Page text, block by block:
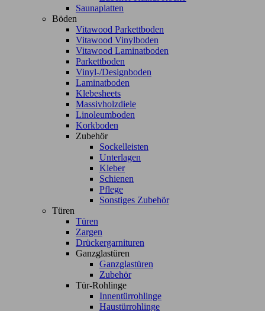
Saunaplatten
Böden
Vitawood Parkettboden
Vitawood Vinylboden
Vitawood Laminatboden
Parkettboden
Vinyl-/Designboden
Laminatboden
Klebesheets
Massivholzdiele
Linoleumboden
Korkboden
Zubehör
Sockelleisten
Unterlagen
Kleber
Schienen
Pflege
Sonstiges Zubehör
Türen
Türen
Zargen
Drückergarnituren
Ganzglastüren
Ganzglastüren
Zubehör
Tür-Rohlinge
Innentürrohlinge
Haustürrohlinge